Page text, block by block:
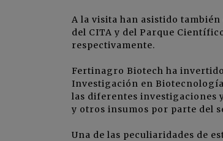
A la visita han asistido
del CITA y del Parque
respectivamente.
Fertinagro Biotech ha
Investigación en
las diferentes investigaciones
y otros insumos por parte del
Una de las peculiaridades de